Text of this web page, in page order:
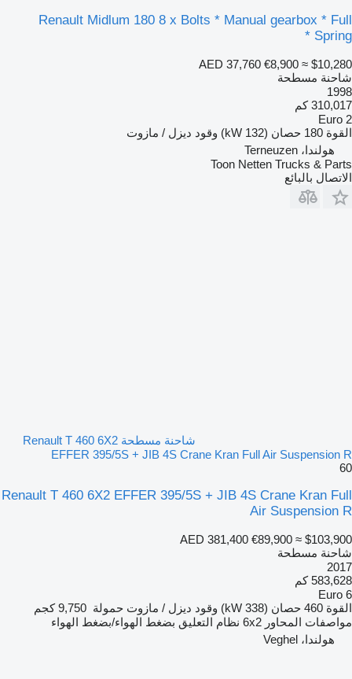
Renault Midlum 180 8 x Bolts * Manual gearbox * Full
Spring *
AED 37,760 €8,900 ≈ $10,280
شاحنة مسطحة
1998
310,017 كم
Euro 2
القوة 180 حصان (132 kW) وقود ديزل / مازوت
هولندا، Terneuzen
Toon Netten Trucks & Parts
الاتصال بالبائع
شاحنة مسطحة Renault T 460 6X2
EFFER 395/5S + JIB 4S Crane Kran Full Air Suspension R
60
Renault T 460 6X2 EFFER 395/5S + JIB 4S Crane Kran Full
Air Suspension R
AED 381,400 €89,900 ≈ $103,900
شاحنة مسطحة
2017
583,628 كم
Euro 6
القوة 460 حصان (338 kW) وقود ديزل / مازوت حمولة 9,750 كجم
مواصفات المحاور 6x2 نظام التعليق بضغط الهواء/بضغط الهواء
هولندا، Veghel